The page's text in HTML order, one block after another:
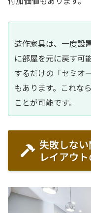
造作家具は、一度設
に部屋を元に戻す可
するだけの「セミオ
もあります。これな
ことが可能です。
失敗しな
レイアウ